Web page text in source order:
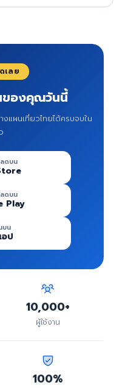
เลย
ของคุณวันนี้
ผนเที่ยวไทยได้ครบจบใน
ลดบน
ลดบน
Play
บน
อป
10,000+
ผู้ใช้งาน
100%